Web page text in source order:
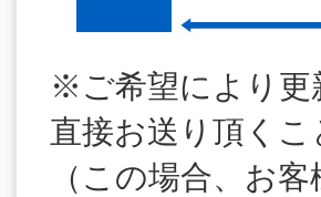
※ご希望により更
直接お送り頂く
（この場合、お